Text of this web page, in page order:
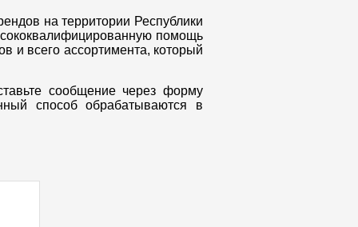
на территории Республики
помощь
и всего ассортимента, который
сообщение через форму
способ обрабатываются в